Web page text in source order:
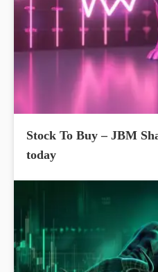
Stock To Buy – JBM
today